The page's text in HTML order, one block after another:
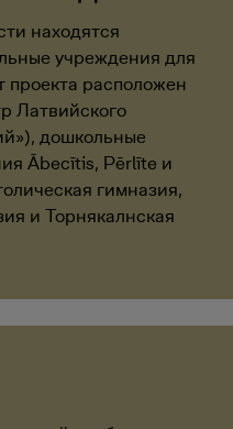
находятся
учреждения для
проекта расположен
Латвийского
дошкольные
Ābecītis, Pērlīte и
гимназия,
и Торнякалнская